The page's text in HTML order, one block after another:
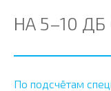
НА 5–10
По подсчётам